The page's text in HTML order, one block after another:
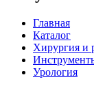
Главная
Каталог
Хирургия и
Урология